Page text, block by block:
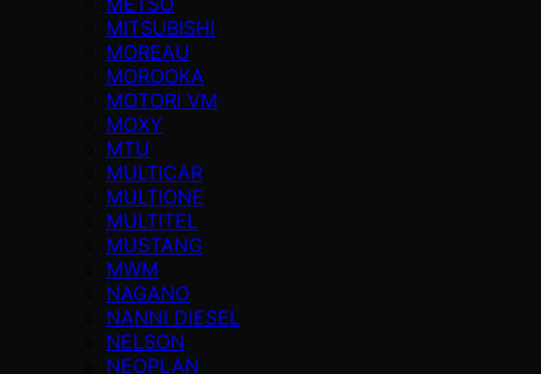
MITSUBISHI
MOREAU
MOROOKA
MOTORI VM
MOXY
MTU
MULTICAR
MULTIONE
MULTITEL
MUSTANG
MWM
NAGANO
NANNI DIESEL
NELSON
NEOPLAN